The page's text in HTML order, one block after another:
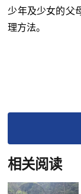
少年及少女的父
理方法。
相关阅读